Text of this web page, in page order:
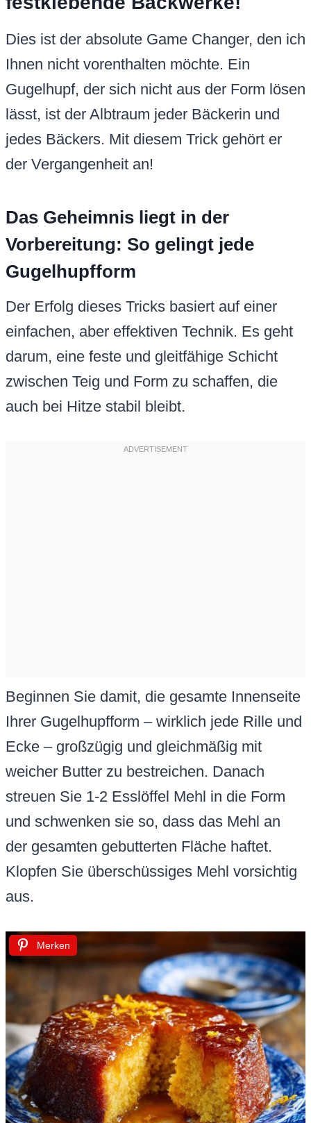
Dies ist der absolute Game Changer, den ich
Ihnen nicht vorenthalten möchte. Ein
Gugelhupf, der sich nicht aus der Form lösen
lässt, ist der Albtraum jeder Bäckerin und
jedes Bäckers. Mit diesem Trick gehört er
der Vergangenheit an!
Das Geheimnis liegt in der
Vorbereitung: So gelingt jede
Gugelhupfform
Der Erfolg dieses Tricks basiert auf einer
einfachen, aber effektiven Technik. Es geht
darum, eine feste und gleitfähige Schicht
zwischen Teig und Form zu schaffen, die
auch bei Hitze stabil bleibt.
Beginnen Sie damit, die gesamte Innenseite
Ihrer Gugelhupfform – wirklich jede Rille und
Ecke – großzügig und gleichmäßig mit
weicher Butter zu bestreichen. Danach
streuen Sie 1-2 Esslöffel Mehl in die Form
und schwenken sie so, dass das Mehl an
der gesamten gebutterten Fläche haftet.
Klopfen Sie überschüssiges Mehl vorsichtig
aus.
Merken